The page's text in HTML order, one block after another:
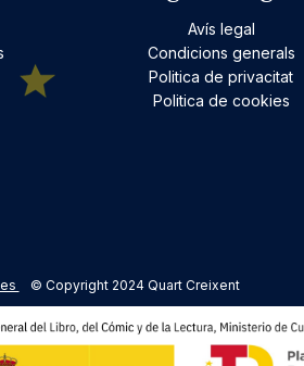
Avís legal
Condicions generals
Politica de privacitat
Politica de cookies
© Copyright 2024 Quart Creixent